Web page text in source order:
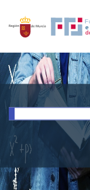
INICIO
INVESTIGACIÓN